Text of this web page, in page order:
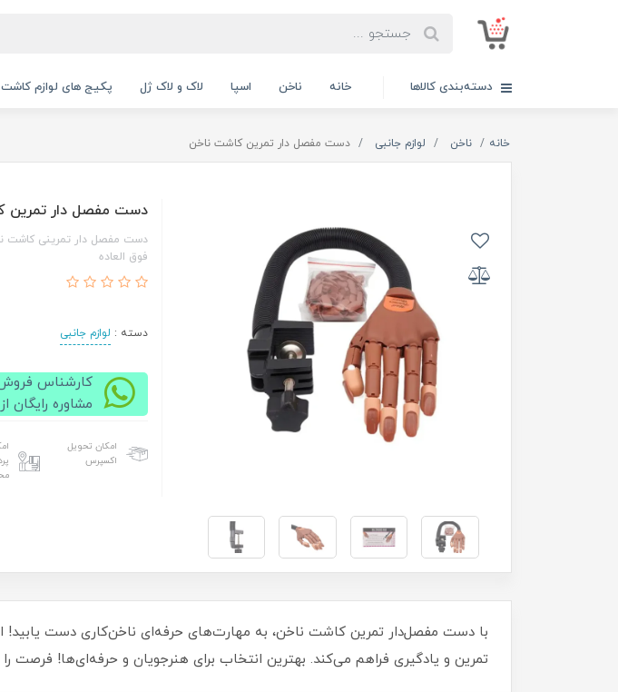
دسته‌بندی کالاها خانه ناخن اسپا لاک و لاک ژل پکیج های لوازم
خانه ناخن لوازم جانبی دست مفصل دار تمرین کاشت ناخن
دست مفصل دار تمرین
فوق العاده
دسته : لوازم جانبی
کارشناس
مشاوره
امکان تحویل
اکسپرس
با دست مفصل‌دار تمرین کاشت ناخن، به مهارت‌های حرفه‌ای ناخن‌کاری دست یابید! این
تمرین و یادگیری فراهم می‌کند. بهترین انتخاب برای هنرجویان و حرفه‌ای‌ها! فرصت